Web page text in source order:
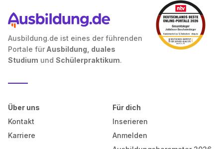
Ausbildung.de ist eines der führenden
Portale für Ausbildung, duales
Studium und Schülerpraktikum.
Über uns
Kontakt
Karriere
Für dich
Inserieren
Anmelden